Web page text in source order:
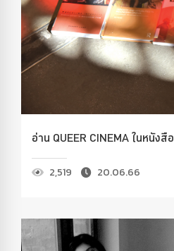
อ่าน QUEER CINEMA ในหนังสือ
2,519 20.06.66